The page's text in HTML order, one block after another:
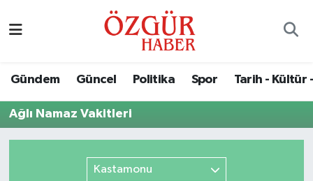
Gündem Güncel Politika Spor Tarih - Kültür
Ağlı Namaz Vakitleri
Kastamonu
Ekonomi
Nöbetçi Eczaneler
Trafik Durumu